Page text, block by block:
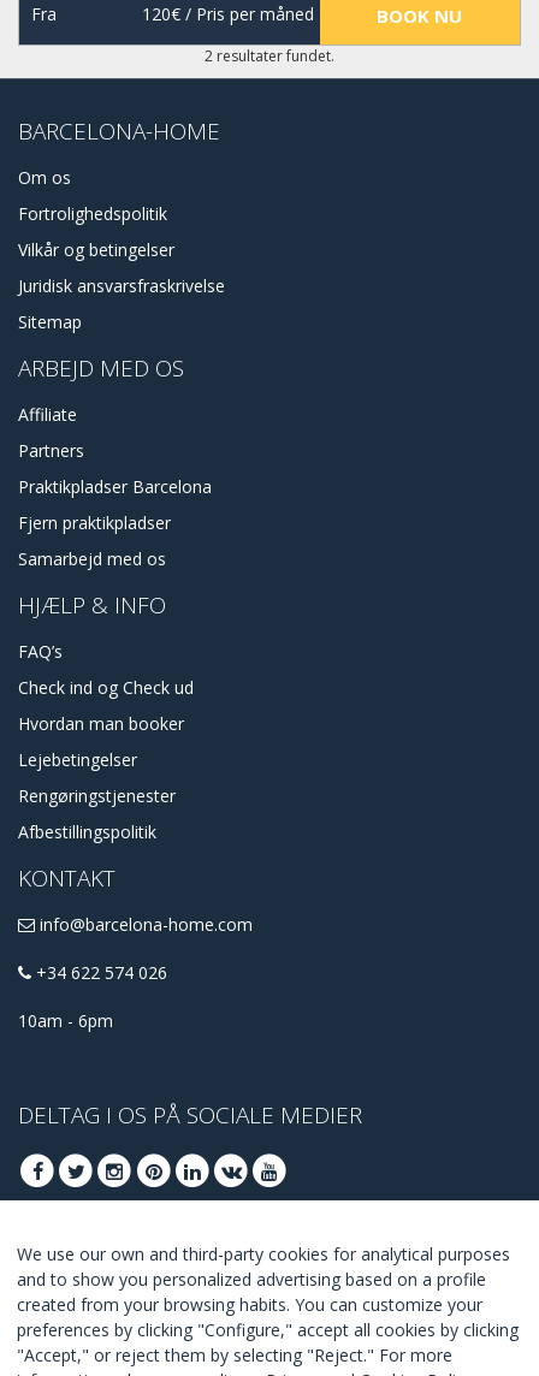
Fra 120€/ Pris per måned BOOK NU
2 resultater fundet.
BARCELONA-HOME
Om os
Fortrolighedspolitik
Vilkår og betingelser
Juridisk ansvarsfraskrivelse
Sitemap
ARBEJD MED OS
Affiliate
Partners
Praktikpladser Barcelona
Fjern praktikpladser
Samarbejd med os
HJÆLP & INFO
FAQ’s
Check ind og Check ud
Hvordan man booker
Lejebetingelser
Rengøringstjenester
Afbestillingspolitik
KONTAKT
info@barcelona-home.com
+34 622 574 026
10am - 6pm
DELTAG I OS PÅ SOCIALE MEDIER
DELTAG AT FÅ BEDSTE TILBUD
TILSLUTTE
We use our own and third-party cookies for analytical purposes
and to show you personalized advertising based on a profile
created from your browsing habits. You can customize your
preferences by clicking "Configure," accept all cookies by clicking
"Accept," or reject them by selecting "Reject." For more